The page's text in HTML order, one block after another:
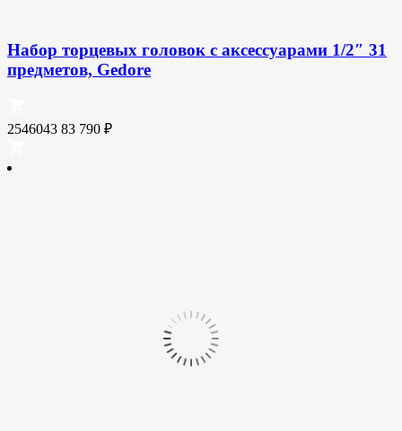
Набор торцевых головок с аксессуарами 1/2″ 31
предметов, Gedore
2546043 83 790 ₽